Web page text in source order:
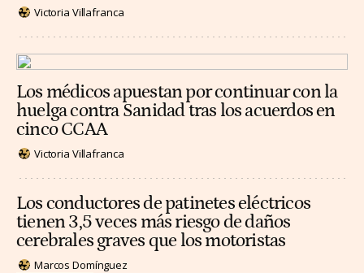
Victoria Villafranca
Los médicos apuestan por continuar con la
huelga contra Sanidad tras los acuerdos en
cinco CCAA
Victoria Villafranca
Los conductores de patinetes eléctricos
tienen 3,5 veces más riesgo de daños
cerebrales graves que los motoristas
Marcos Domínguez